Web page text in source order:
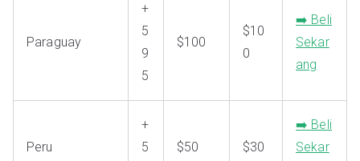
Paraguay
+
5
9
5
$100
$10
0
➡️ Beli
Sekar
ang
Peru
+
5
$50 $30
➡️ Beli
Sekar